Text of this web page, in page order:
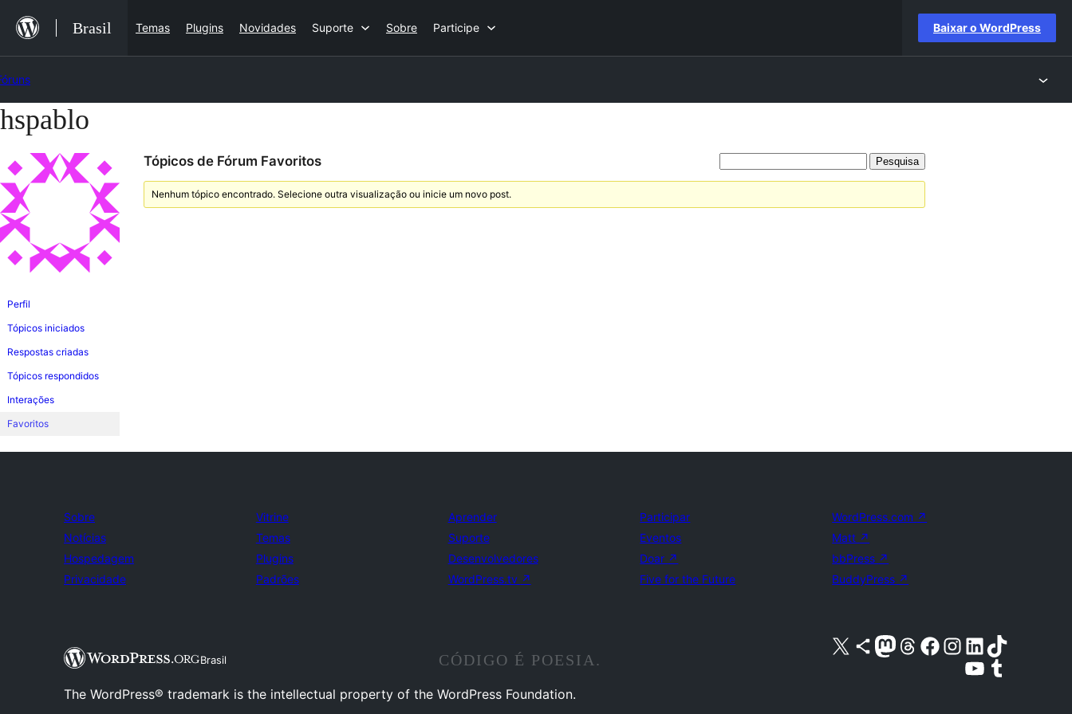
para
o
conteúdo
Brasil Temas Plugins Novidades Suporte Sobre Participe Baixar o WordPress
Pular
para
conteúdo
hspablo
Perfil
Tópicos iniciados
Respostas criadas
Tópicos respondidos
Interações
Favoritos
Tópicos de Fórum Favoritos
Nenhum tópico encontrado. Selecione outra visualização ou inicie um novo post.
Sobre
Notícias
Hospedagem
Privacidade
Vitrine
Temas
Plugins
Padrões
Aprender
Suporte
Desenvolvedores
WordPress.tv ↗
Participar
Eventos
Doar ↗
Five for the Future
WordPress.com ↗
Matt ↗
bbPress ↗
BuddyPress ↗
Brasil
Acessar nossa conta do X (antigo Twitter)
Acessar nossa conta do Bluesky
Acessar nossa conta do Mastodon
Acessar nossa conta do Threads
Acessar nossa página do Facebook
Acessar nossa conta do Instagram
Acessar nossa conta do LinkedIn
Acessar nossa conta do TikTok
Acessar nosso canal do YouTube
Acessar nossa conta no Tumblr
CÓDIGO É POESIA.
The WordPress® trademark is the intellectual property of the WordPress Foundation.